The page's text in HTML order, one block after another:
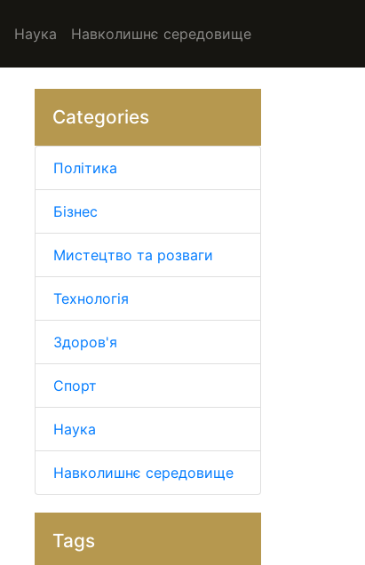
Наука Навколишнє середовище
Categories
Політика
Бізнес
Мистецтво та розваги
Технологія
Здоров'я
Спорт
Наука
Навколишнє середовище
Tags